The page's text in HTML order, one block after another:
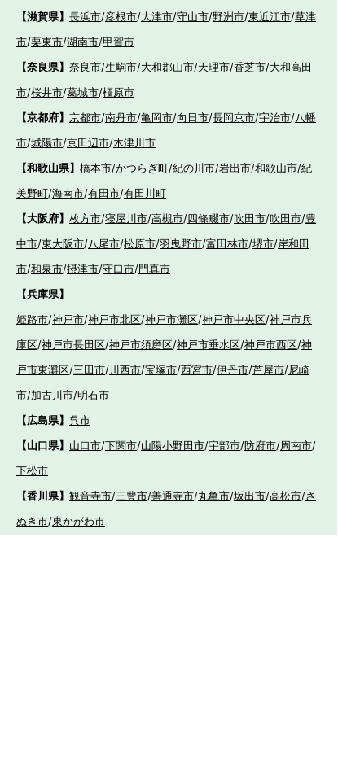
【滋賀県】 長浜市/彦根市/大津市/守山市/野洲市/東近江市/草津
市/栗東市/湖南市/甲賀市
【奈良県】 奈良市/生駒市/大和郡山市/天理市/香芝市/大和高田
市/桜井市/葛城市/橿原市
【京都府】 京都市/南丹市/亀岡市/向日市/長岡京市/宇治市/八幡
市/城陽市/京田辺市/木津川市
【和歌山県】 橋本市/かつらぎ町/紀の川市/岩出市/和歌山市/紀
美野町/海南市/有田市/有田川町
【大阪府】 枚方市/寝屋川市/高槻市/四條畷市/吹田市/吹田市/豊
中市/東大阪市/八尾市/松原市/羽曳野市/富田林市/堺市/岸和田
市/和泉市/摂津市/守口市/門真市
【兵庫県】
姫路市/神戸市/神戸市北区/神戸市灘区/神戸市中央区/神戸市兵
庫区/神戸市長田区/神戸市須磨区/神戸市垂水区/神戸市西区/神
戸市東灘区/三田市/川西市/宝塚市/西宮市/伊丹市/芦屋市/尼崎
市/加古川市/明石市
【広島県】 呉市
【山口県】 山口市/下関市/山陽小野田市/宇部市/防府市/周南市/
下松市
【香川県】 観音寺市/三豊市/善通寺市/丸亀市/坂出市/高松市/さ
ぬき市/東かがわ市